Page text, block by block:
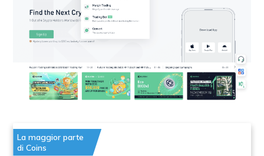
La maggior parte
di Coins